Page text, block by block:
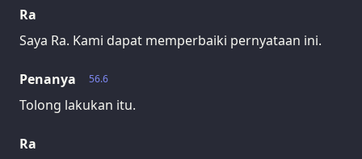
Ra
Saya Ra. Kami dapat memperbaiki pernyataan ini.
56.6
Penanya
Tolong lakukan itu.
Ra